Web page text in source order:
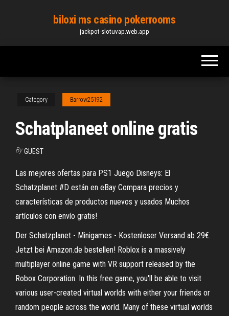
content
biloxi ms casino pokerrooms
jackpot-slotuvap.web.app
Category Barrow25192
Schatplaneet online gratis
By GUEST
Las mejores ofertas para PS1 Juego Disneys: El
Schatzplanet #D están en eBay Compara precios y
características de productos nuevos y usados Muchos
artículos con envío gratis!
Der Schatzplanet - Minigames - Kostenloser Versand ab 29€.
Jetzt bei Amazon.de bestellen! Roblox is a massively
multiplayer online game with VR support released by the
Robox Corporation. In this free game, you'll be able to visit
various user-created virtual worlds with either your friends or
random people across the world. Many of these virtual worlds